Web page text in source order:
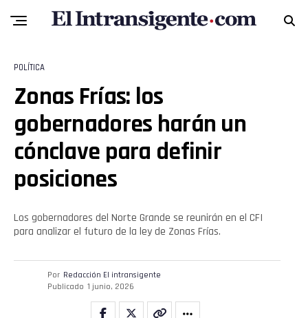
POLÍTICA
Zonas Frías: los
gobernadores harán un
cónclave para definir
posiciones
Los gobernadores del Norte Grande se reunirán en el CFI
para analizar el futuro de la ley de Zonas Frías.
Por Redacción El intransigente
Publicado 1 junio, 2026